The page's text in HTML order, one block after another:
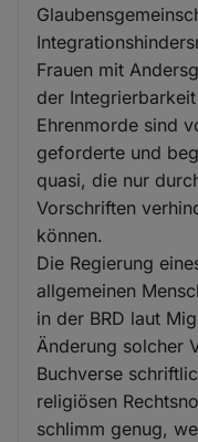
Frauen mit
der
Ehrenmorde sind
geforderte und
quasi, die nur
Vorschriften
können.
Die Regierung
allgemeinen
in der BRD laut
Änderung solcher
Buchverse
religiösen
schlimm genug,